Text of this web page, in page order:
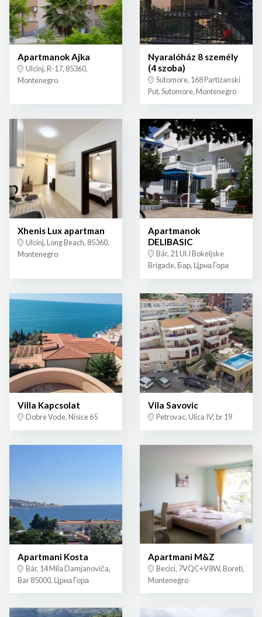
Apartmanok Ajka
Ulcinj, R-17, 85360,
Montenegro
Nyaralóház 8 személy
(4 szoba)
Sutomore, 168 Partizanski
Put, Sutomore, Montenegro
Xhenis Lux apartman
Ulcinj, Long Beach, 85360,
Montenegro
Apartmanok
DELIBASIC
Bár, 21 Ul.I Bokeljske
Brigade, Бар, Црна Гора
Villa Kapcsolat
Dobre Vode, Nisice 65
Vila Savovic
Petrovac, Ulica IV, br 19
Apartmani Kosta
Bár, 14 Mila Damjanoviča,
Bar 85000, Црна Гора
Apartmani M&Z
Becici, 7VQC+V8W, Boreti,
Montenegro